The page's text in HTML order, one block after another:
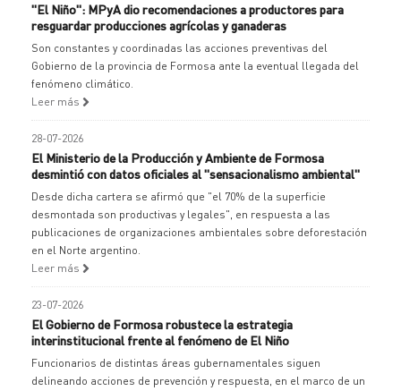
"El Niño": MPyA dio recomendaciones a productores para
resguardar producciones agrícolas y ganaderas
Son constantes y coordinadas las acciones preventivas del
Gobierno de la provincia de Formosa ante la eventual llegada del
fenómeno climático.
Leer más
28-07-2026
El Ministerio de la Producción y Ambiente de Formosa
desmintió con datos oficiales al "sensacionalismo ambiental"
Desde dicha cartera se afirmó que "el 70% de la superficie
desmontada son productivas y legales", en respuesta a las
publicaciones de organizaciones ambientales sobre deforestación
en el Norte argentino.
Leer más
23-07-2026
El Gobierno de Formosa robustece la estrategia
interinstitucional frente al fenómeno de El Niño
Funcionarios de distintas áreas gubernamentales siguen
delineando acciones de prevención y respuesta, en el marco de un